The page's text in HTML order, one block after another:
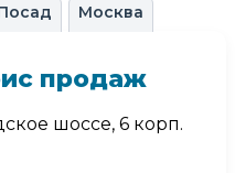
Москва
продаж
шоссе, 6 корп.